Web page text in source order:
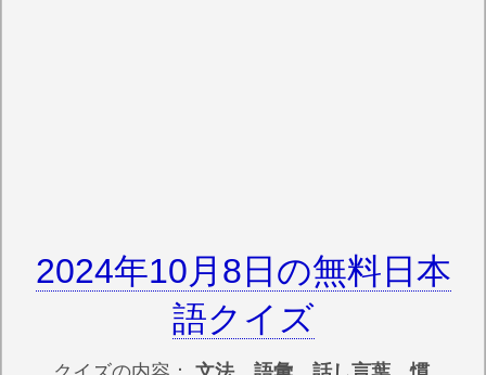
2024年10月8日の無料日本
語クイズ